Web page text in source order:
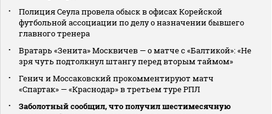
Полиция Сеула провела обыск в офисах Корейской
футбольной ассоциации по делу о назначении бывшего
главного тренера
Вратарь «Зенита» Москвичев — о матче с «Балтикой»: «Не
зря чуть подтолкнул штангу перед вторым таймом»
Генич и Моссаковский прокомментируют матч
«Спартак» — «Краснодар» в третьем туре РПЛ
Заболотный сообщил, что получил шестимесячную